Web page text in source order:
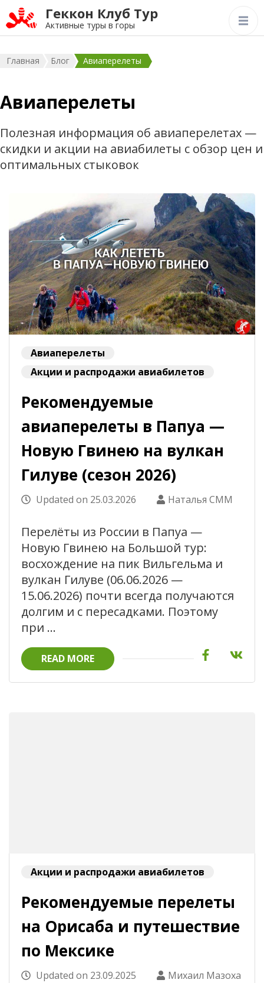
Геккон Клуб Тур
Активные туры в горы
Главная Блог Авиаперелеты
Авиаперелеты
Полезная информация об авиаперелетах —
скидки и акции на авиабилеты с обзор цен и
оптимальных стыковок
Авиаперелеты
Акции и распродажи авиабилетов
Рекомендуемые
авиаперелеты в Папуа —
Новую Гвинею на вулкан
Гилуве (сезон 2026)
Updated on 25.03.2026 Наталья СММ
Перелёты из России в Папуа —
Новую Гвинею на Большой тур:
восхождение на пик Вильгельма и
вулкан Гилуве (06.06.2026 —
15.06.2026) почти всегда получаются
долгим и с пересадками. Поэтому
при …
READ MORE
Акции и распродажи авиабилетов
Рекомендуемые перелеты
на Орисаба и путешествие
по Мексике
Updated on 23.09.2025 Михаил Мазоха